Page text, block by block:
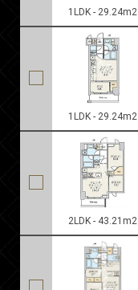
1LDK - 29.24m2
1LDK - 29.24m2
2LDK - 43.21m2